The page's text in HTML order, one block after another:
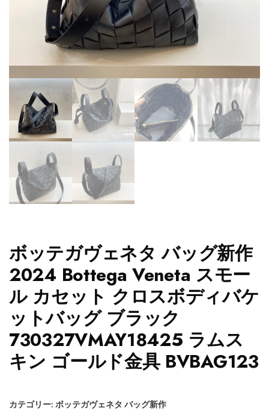
ボッテガヴェネタ バッグ新作
2024 Bottega Veneta スモー
ル カセット クロスボディバケ
ットバッグ ブラック
730327VMAY18425 ラムス
キン ゴールド金具 BVBAG123
カテゴリー: ボッテガヴェネタ バッグ新作